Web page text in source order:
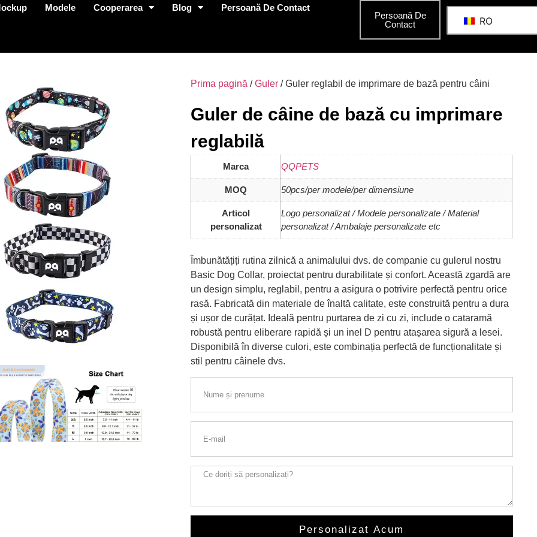
Modele Cooperarea Blog Persoană De Contact
Persoană De
Contact
RO
Prima pagină /Guler / Guler reglabil de imprimare de bază pentru câini
Guler de câine de bază cu imprimare
reglabilă
Marca QQPETS
MOQ 50pcs/per modele/per dimensiune
Articol
personalizat
Logo personalizat / Modele personalizate / Material
personalizat / Ambalaje personalizate etc
Îmbunătățiți rutina zilnică a animalului dvs. de companie cu gulerul nostru
Basic Dog Collar, proiectat pentru durabilitate și confort. Această zgardă are
un design simplu, reglabil, pentru a asigura o potrivire perfectă pentru orice
rasă. Fabricată din materiale de înaltă calitate, este construită pentru a dura
și ușor de curățat. Ideală pentru purtarea de zi cu zi, include o cataramă
robustă pentru eliberare rapidă și un inel D pentru atașarea sigură a lesei.
Disponibilă în diverse culori, este combinația perfectă de funcționalitate și
stil pentru câinele dvs.
Personalizat Acum